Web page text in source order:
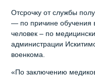
Отсрочку от службы
— по причине обучения
человек – по
администрации
военкома.
«По заключению